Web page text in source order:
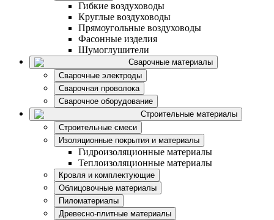
Гибкие воздуховоды
Круглые воздуховоды
Прямоугольные воздуховоды
Фасонные изделия
Шумоглушители
Сварочные материалы
Сварочные электроды
Сварочная проволока
Сварочное оборудование
Строительные материалы
Строительные смеси
Изоляционные покрытия и материалы
Гидроизоляционные материалы
Теплоизоляционные материалы
Кровля и комплектующие
Облицовочные материалы
Пиломатериалы
Древесно-плитные материалы